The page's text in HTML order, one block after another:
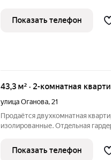
удобная планировка: комнаты
Показать телефон
43,3 м² · 2-комнатная
улица Оганова, 21
Продаётся двухкомнатная
изолированные. Oтдeльная
Через дорогу круглосуточный «Магнит», Ozon, Wildberries, кафе,
«Красное Белое» и
Показать телефон